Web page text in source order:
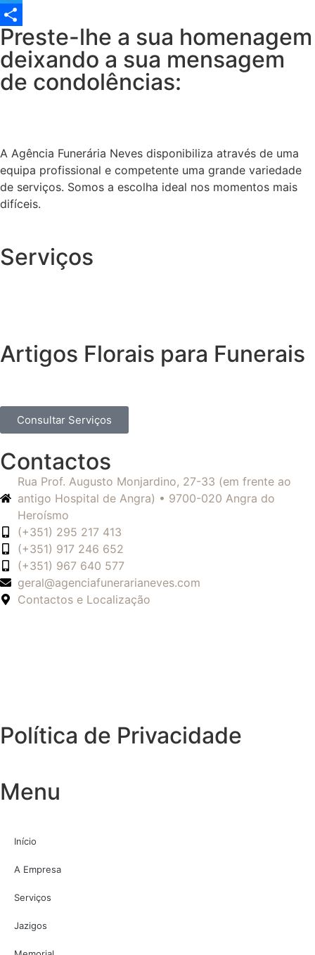
Twitter
Share
Preste-lhe a sua homenagem
deixando a sua mensagem
de condolências:
A Agência Funerária Neves disponibiliza através de uma
equipa profissional e competente uma grande variedade
de serviços. Somos a escolha ideal nos momentos mais
difíceis.
Serviços
Artigos Florais para Funerais
Consultar Serviços
Contactos
Rua Prof. Augusto Monjardino, 27-33 (em frente ao
antigo Hospital de Angra) • 9700-020 Angra do
Heroísmo
(+351) 295 217 413
(+351) 917 246 652
(+351) 967 640 577
geral@agenciafunerarianeves.com
Contactos e Localização
Política de Privacidade
Menu
Início
A Empresa
Serviços
Jazigos